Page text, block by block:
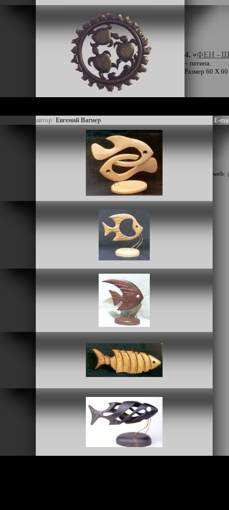
4. «ФЕН -
– патина.
Размер 60 Х
автор: Евгений Вагнер E-
web: